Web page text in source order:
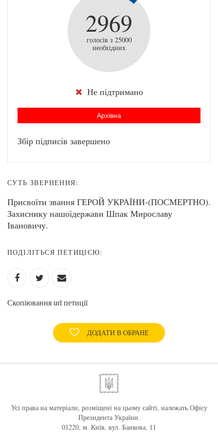
2969
голосів з 25000
необхідних
Не підтримано
Архівна
Збір підписів завершено
СУТЬ ЗВЕРНЕННЯ:
Присвоїти звання ГЕРОЙ УКРАЇНИ-(ПОСМЕРТНО).
Захиснику нашоїдержави Шпак Мирославу
Івановичу.
ПОДІЛІТЬСЯ ПЕТИЦІЄЮ:
Скопіювання url петиції
ДОДАТИ В ОБРАНЕ
Усі права на матеріали, розміщені на цьому сайті, належать Офісу
Президента України.
01220, м. Київ, вул. Банкова, 11